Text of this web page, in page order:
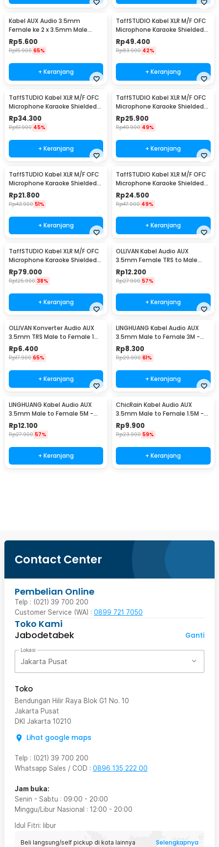
Kabel AUX Audio 3.5mm
Female ke 2 x 3.5mm Male
Nylon Braided 20cm - K908
Rp5.600
Rp15.900 65%
+ Keranjang
TaffSTUDIO Kabel XLR M/F OFC
Microphone Karaoke Shielded
10M - BOF30
Rp49.400
Rp83.900 42%
+ Keranjang
TaffSTUDIO Kabel XLR M/F OFC
Microphone Karaoke Shielded
5M - BOF30
Rp34.300
Rp61.900 45%
+ Keranjang
TaffSTUDIO Kabel XLR M/F OFC
Microphone Karaoke Shielded
3M - BOF30
Rp25.900
Rp49.900 49%
+ Keranjang
TaffSTUDIO Kabel XLR M/F OFC
Microphone Karaoke Shielded
1M - BOF30
Rp21.800
Rp43.900 51%
+ Keranjang
TaffSTUDIO Kabel XLR M/F OFC
Microphone Karaoke Shielded
1.8M - BOF30
Rp24.500
Rp47.900 49%
+ Keranjang
TaffSTUDIO Kabel XLR M/F OFC
Microphone Karaoke Shielded
20M - BOF30
Rp79.000
Rp125.900 38%
+ Keranjang
OLLIVAN Kabel Audio AUX
3.5mm Female TRS to Male
TRRS 20cm - AV119
Rp12.200
Rp27.900 57%
+ Keranjang
OLLIVAN Konverter Audio AUX
3.5mm TRS Male to Female 1
PCS - AV119
Rp6.400
Rp17.900 65%
+ Keranjang
LINGHUANG Kabel Audio AUX
3.5mm Male to Female 3M -
AV124
Rp8.300
Rp20.900 61%
+ Keranjang
LINGHUANG Kabel Audio AUX
3.5mm Male to Female 5M -
AV124
Rp12.100
Rp27.900 57%
+ Keranjang
ChicRain Kabel Audio AUX
3.5mm Male to Female 1.5M -
8535
Rp9.900
Rp23.900 59%
+ Keranjang
Contact Center
Pembelian Online
Telp : (021) 39 700 200
Customer Service (WA) : 0899 721 7050
Toko Kami
Jabodetabek
Ganti
Lokasi
Jakarta Pusat
Toko
Bendungan Hilir Raya Blok G1 No. 10
Jakarta Pusat
DKI Jakarta 10210
Lihat google maps
Telp : (021) 39 700 200
Whatsapp Sales / COD : 0896 135 222 00
Jam buka:
Senin - Sabtu : 09:00 - 20:00
Minggu/Libur Nasional : 12:00 - 20:00
Idul Fitri: libur
Beli langsung/self pickup di kota lainnya Selengkapnya